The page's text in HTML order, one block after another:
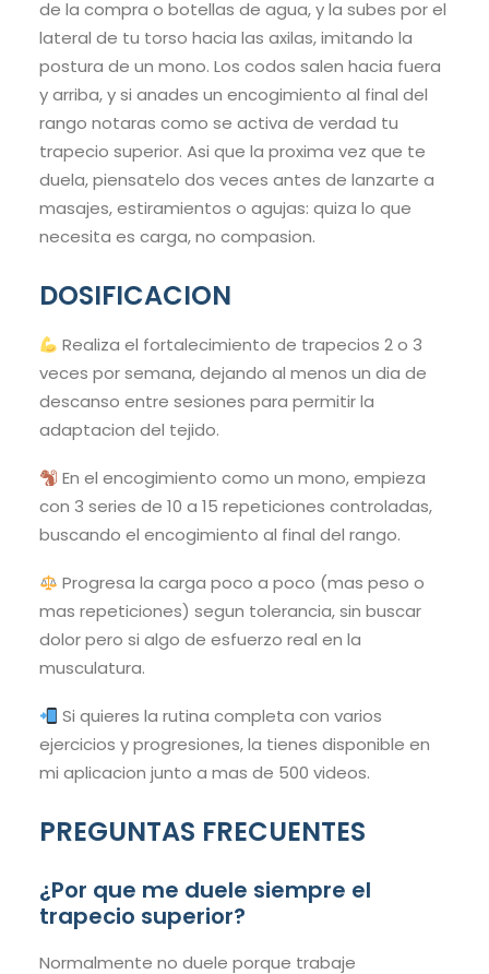
de la compra o botellas de agua, y la subes por el
lateral de tu torso hacia las axilas, imitando la
postura de un mono. Los codos salen hacia fuera
y arriba, y si anades un encogimiento al final del
rango notaras como se activa de verdad tu
trapecio superior. Asi que la proxima vez que te
duela, piensatelo dos veces antes de lanzarte a
masajes, estiramientos o agujas: quiza lo que
necesita es carga, no compasion.
DOSIFICACION
Realiza el fortalecimiento de trapecios 2 o 3
veces por semana, dejando al menos un dia de
descanso entre sesiones para permitir la
adaptacion del tejido.
En el encogimiento como un mono, empieza
con 3 series de 10 a 15 repeticiones controladas,
buscando el encogimiento al final del rango.
Progresa la carga poco a poco (mas peso o
mas repeticiones) segun tolerancia, sin buscar
dolor pero si algo de esfuerzo real en la
musculatura.
Si quieres la rutina completa con varios
ejercicios y progresiones, la tienes disponible en
mi aplicacion junto a mas de 500 videos.
PREGUNTAS FRECUENTES
¿Por que me duele siempre el
trapecio superior?
Normalmente no duele porque trabaje